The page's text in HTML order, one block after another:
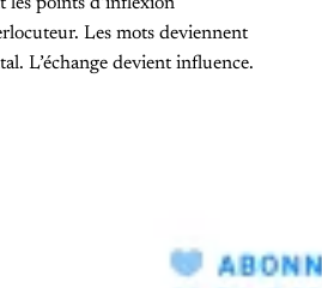
Les mots deviennent
L’échange devient influence.